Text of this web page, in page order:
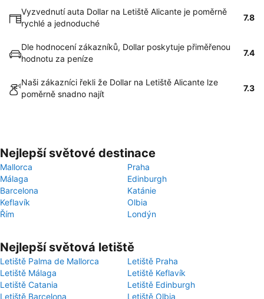
Vyzvednutí auta Dollar na Letiště Alicante je poměrně
rychlé a jednoduché
7.8
Dle hodnocení zákazníků, Dollar poskytuje přiměřenou
hodnotu za peníze
7.4
Naši zákazníci řekli že Dollar na Letiště Alicante lze
poměrně snadno najít
7.3
Nejlepší světové destinace
Mallorca
Praha
Málaga
Edinburgh
Barcelona
Katánie
Keflavík
Olbia
Řím
Londýn
Nejlepší světová letiště
Letiště Palma de Mallorca
Letiště Praha
Letiště Málaga
Letiště Keflavík
Letiště Catania
Letiště Edinburgh
Letiště Barcelona
Letiště Olbia